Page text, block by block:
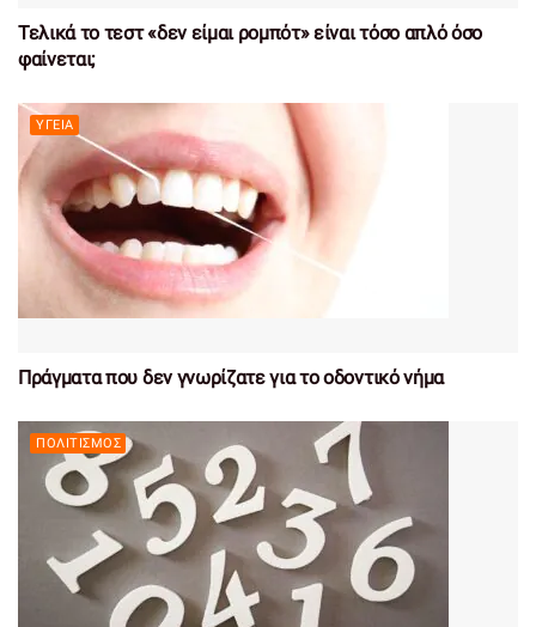
Τελικά το τεστ «δεν είμαι ρομπότ» είναι τόσο απλό όσο
φαίνεται;
ΥΓΕΊΑ
Πράγματα που δεν γνωρίζατε για το οδοντικό νήμα
ΠΟΛΙΤΙΣΜΌΣ